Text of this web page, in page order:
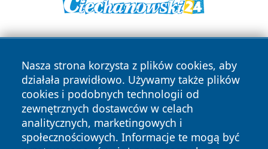
Nasza strona korzysta z plików cookies, aby
działała prawidłowo. Używamy także plików
cookies i podobnych technologii od
zewnętrznych dostawców w celach
analitycznych, marketingowych i
społecznościowych. Informacje te mogą być
Copyright © 2026 wrotazabrza.pl Wszystkie prawa
zastrzeżone.